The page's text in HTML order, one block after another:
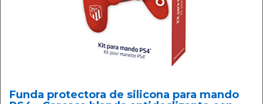
Funda protectora de silicona para mando